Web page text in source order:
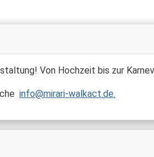
Von Hochzeit bis zur
info@mirari-walkact.de.